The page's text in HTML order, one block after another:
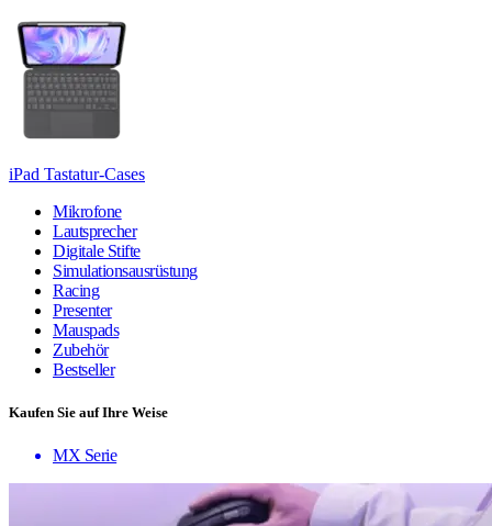
iPad Tastatur-Cases
Mikrofone
Lautsprecher
Digitale Stifte
Simulationsausrüstung
Racing
Presenter
Mauspads
Zubehör
Bestseller
Kaufen Sie auf Ihre Weise
MX Serie